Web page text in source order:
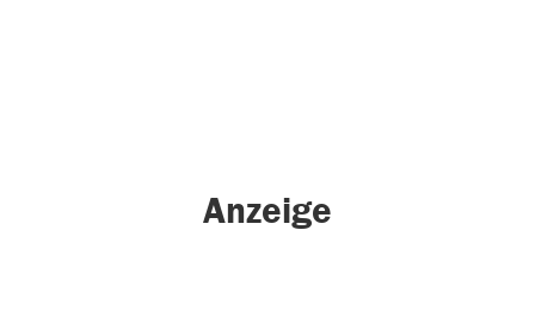
Anzeige